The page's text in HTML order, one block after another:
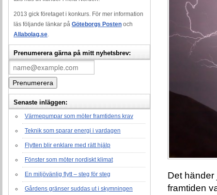
2013 gick företaget i konkurs. För mer information
läs följande länkar på Göteborgs Posten och
Allabolag.se
Prenumerera gärna på mitt nyhetsbrev:
Senaste inläggen:
Värmepumpar som möter framtidens krav
Teknik som sparar energi i vardagen
Flytten blir enklare med rätt hjälp
Fönster som möter nordiskt klimat
En miljövänlig flytt – steg för steg
Gårdens gränser suddas ut i skymningen
Det händer
framtiden